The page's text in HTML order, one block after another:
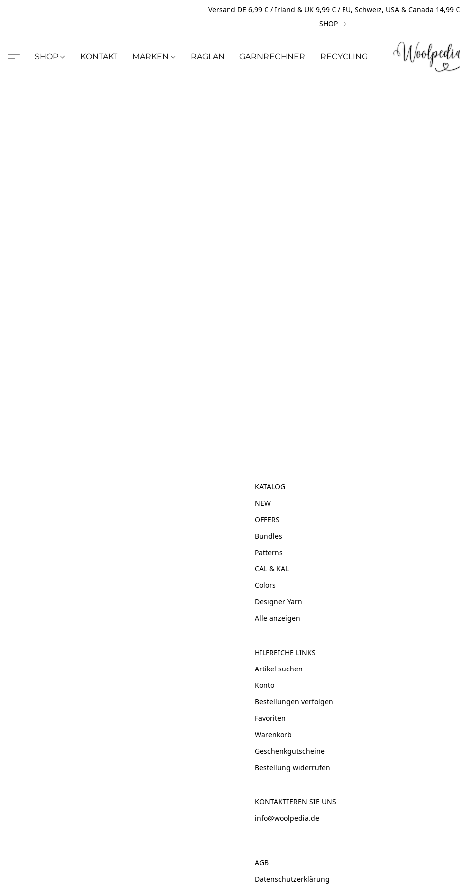
Versand DE 6,99 € / Irland & UK 9,99 € / EU, Schweiz, USA & Canada 14,99 €
SHOP
SHOP KONTAKT MARKEN RAGLAN GARNRECHNER RECYCLING
KATALOG
NEW
OFFERS
Bundles
Patterns
CAL & KAL
Colors
Designer Yarn
Alle anzeigen
HILFREICHE LINKS
Artikel suchen
Konto
Bestellungen verfolgen
Favoriten
Warenkorb
Geschenkgutscheine
Bestellung widerrufen
KONTAKTIEREN SIE UNS
info@woolpedia.de
AGB
Datenschutzerklärung